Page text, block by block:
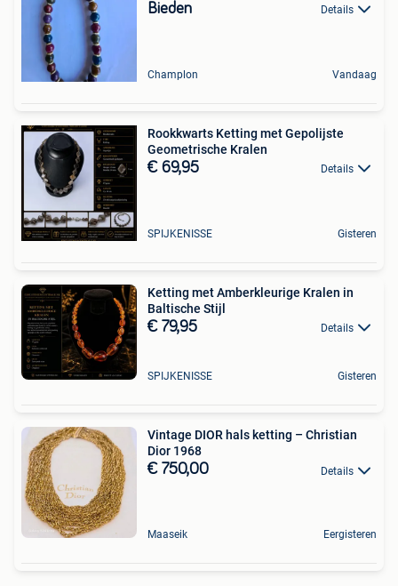
Bieden Details
Champlon Vandaag
Rookkwarts Ketting met Gepolijste
Geometrische Kralen
€ 69,95 Details
SPIJKENISSE Gisteren
Ketting met Amberkleurige Kralen in
Baltische Stijl
€ 79,95 Details
SPIJKENISSE Gisteren
Vintage DIOR hals ketting – Christian
Dior 1968
€ 750,00 Details
Maaseik Eergisteren